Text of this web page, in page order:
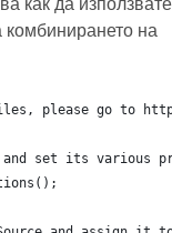
как да използвате
комбинирането на
please go to
and set its various